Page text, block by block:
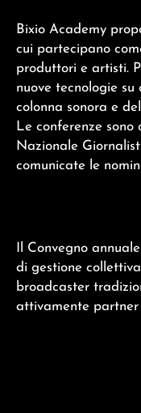
Bixio Academy
cui partecipano
produttori e artisti.
nuove tecnologie
colonna sonora e
Le conferenze
Nazionale
comunicate le
Il Convegno
di gestione
broadcaster
attivamente partner